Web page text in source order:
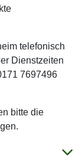
telefonisch
Dienstzeiten
7697496
bitte die